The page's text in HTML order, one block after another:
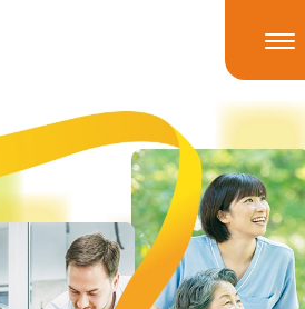
ニュース